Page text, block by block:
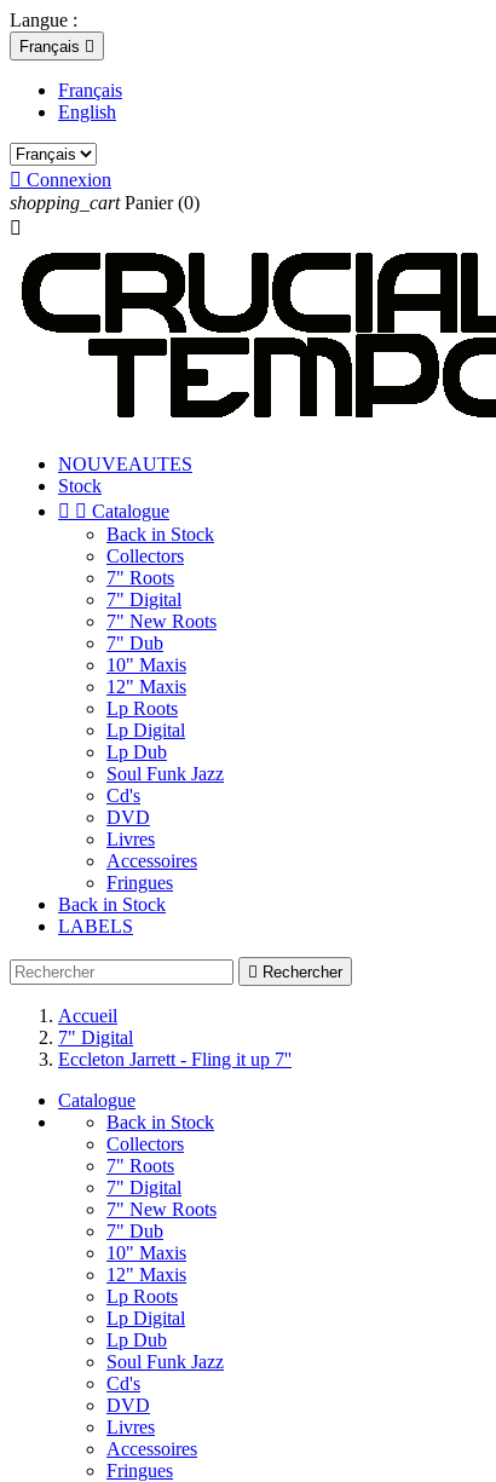
Langue :
Français 
Français
English
 Connexion
shopping_cart Panier (0)

NOUVEAUTES
Stock
  Catalogue
Back in Stock
Collectors
7" Roots
7" Digital
7" New Roots
7" Dub
10" Maxis
12" Maxis
Lp Roots
Lp Digital
Lp Dub
Soul Funk Jazz
Cd's
DVD
Livres
Accessoires
Fringues
Back in Stock
LABELS
 Rechercher
Accueil
7" Digital
Eccleton Jarrett - Fling it up 7''
Catalogue
Back in Stock
Collectors
7" Roots
7" Digital
7" New Roots
7" Dub
10" Maxis
12" Maxis
Lp Roots
Lp Digital
Lp Dub
Soul Funk Jazz
Cd's
DVD
Livres
Accessoires
Fringues